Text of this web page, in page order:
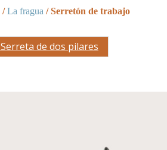
/La fragua / Serretón de trabajo
de dos pilares